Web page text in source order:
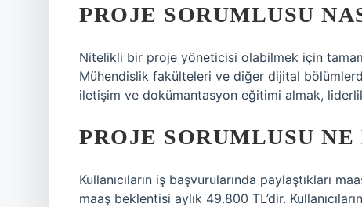
PROJE SORUMLUSU
Nitelikli bir proje yöneticisi olabilmek için
Mühendislik fakülteleri ve diğer dijital
iletişim ve dokümantasyon eğitimi almak,
PROJE SORUMLUSU
Kullanıcıların iş başvurularında paylaştıkları
maaş beklentisi aylık 49.800 TL’dir.